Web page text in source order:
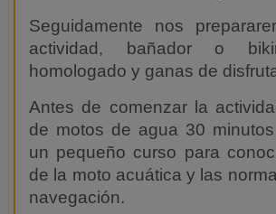
Seguidamente nos
actividad, bañador o
homologado y ganas de
Antes de comenzar la
de motos de agua 30
un pequeño curso para
de la moto acuática y las
navegación.